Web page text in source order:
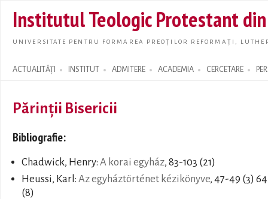
main
Institutul Teologic Protestant
UNIVERSITATE PENTRU FORMAREA PREOȚILOR REFORMAȚI,
ACTUALITĂȚI INSTITUT ADMITERE ACADEMIA CERCETARE
Search form
Părinții Bisericii
Bibliografie:
Chadwick, Henry: A korai egyház, 83-103 (21)
Heussi, Karl: Az egyháztörténet kézikönyve, 47-49 (3)
(8)